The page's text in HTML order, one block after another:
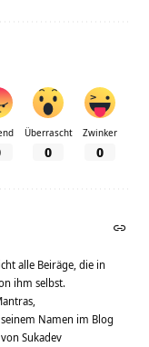
Überrascht
0
Zwinker
0
alle Beiräge, die in
ihm selbst.
Namen im Blog
Sukadev